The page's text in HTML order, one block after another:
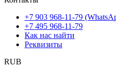
+7 903 968-11-79
+7 495 968-11-79
Как нас найти
Реквизиты
RUB